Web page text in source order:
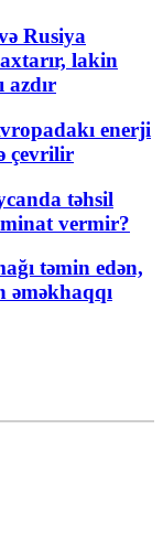
Rusiya
lakin
azdır
enerji
çevrilir
təhsil
vermir?
təmin edən,
əməkhaqqı